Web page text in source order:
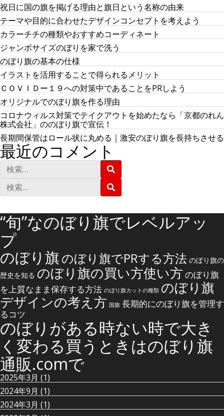
祝日に国の旗を掲げる理由と旗日という名称の由来
テーマや目的に合わせたデザインコンセプトを考えよう
カラーチチの種類やおすすめコーディネート
ジャンボサイズのぼりを家で洗う
のぼり旗の基本の仕様
イラストを活用することで得られるメリット
ＣＯＶＩＤー１９への対策中であることをPRしよう
オリジナルでのぼり旗を作る理由
コロナウィルス対策でテイクアウトを始めたなら「京都のれん
株式会社」ののぼり旗で宣伝！
長期間保管はロール状に丸める｜激安のぼり旗を長持ちさせる
最近のコメント
検
索
:
索
検
索
索
“旬”なのぼり旗でレベルアッ
プ
のぼり旗のぼり旗でPRする方法 のぼり旗の
歴史を知る のぼり旗の買い方使い方 のぼり旗
を上質なまま保存する方法 のぼり旗カットの種類 のぼり旗
デザインの考え方 国旗 長期的にのぼり旗を管理す
るコツ
のぼりがある時ない時で大き
く変わる買うときはのぼり旗
通販.comで
2025年3月 (1)
2024年9月 (1)
2024年3月 (1)